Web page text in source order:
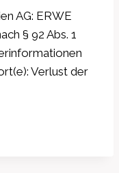
AG: ERWE
§ 92 Abs. 1
Verlust der